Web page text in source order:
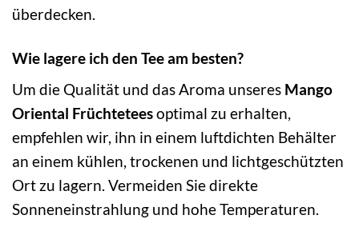
überdecken.
Wie lagere ich den Tee am besten?
Um die Qualität und das Aroma unseres Mango
Oriental Früchteteesoptimal zu erhalten,
empfehlen wir, ihn in einem luftdichten Behälter
an einem kühlen, trockenen und lichtgeschützten
Ort zu lagern. Vermeiden Sie direkte
Sonneneinstrahlung und hohe Temperaturen.